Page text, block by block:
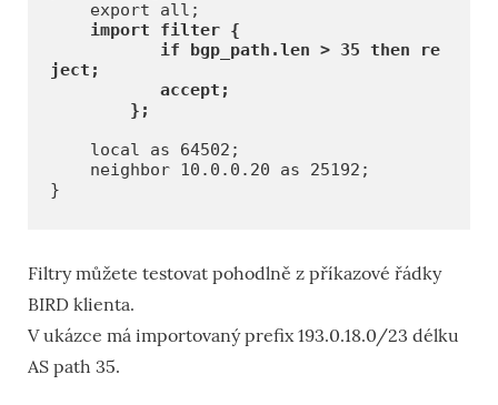
ject;
Filtry můžete testovat pohodlně z příkazové řádky
BIRD klienta.
V ukázce má importovaný prefix 193.0.18.0/23 délku
AS path 35.